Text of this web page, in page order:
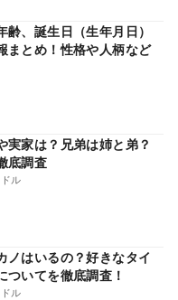
、誕生日（生年月日）
まとめ！性格や人柄など
ル
実家は？兄弟は姉と弟？
底調査
ル
ノはいるの？好きなタイ
ついてを徹底調査！